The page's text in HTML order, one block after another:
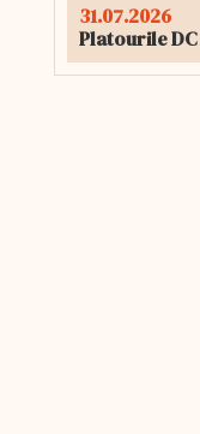
31.07.2026
Platourile